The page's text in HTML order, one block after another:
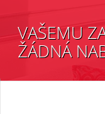
VAŠEMU
ŽÁDNÁ